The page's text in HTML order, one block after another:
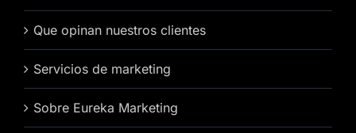
Que opinan nuestros clientes
Servicios de marketing
Sobre Eureka Marketing